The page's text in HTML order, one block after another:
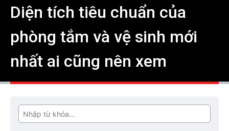
Diện tích tiêu chuẩn của
phòng tắm và vệ sinh mới
nhất ai cũng nên xem
Tìm